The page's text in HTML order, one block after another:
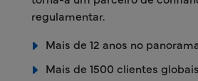
regulamentar.
Mais de 12 anos no
Mais de 1500 clientes